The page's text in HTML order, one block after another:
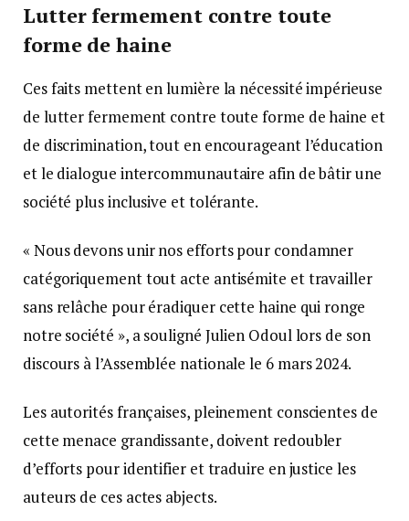
Lutter fermement contre toute
forme de haine
Ces faits mettent en lumière la nécessité impérieuse
de lutter fermement contre toute forme de haine et
de discrimination, tout en encourageant l’éducation
et le dialogue intercommunautaire afin de bâtir une
société plus inclusive et tolérante.
« Nous devons unir nos efforts pour condamner
catégoriquement tout acte antisémite et travailler
sans relâche pour éradiquer cette haine qui ronge
notre société », a souligné Julien Odoul lors de son
discours à l’Assemblée nationale le 6 mars 2024.
Les autorités françaises, pleinement conscientes de
cette menace grandissante, doivent redoubler
d’efforts pour identifier et traduire en justice les
auteurs de ces actes abjects.